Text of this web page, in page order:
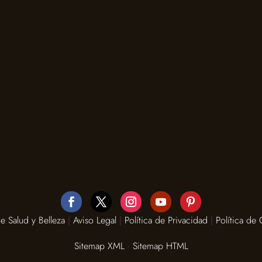
Salud y Belleza | Aviso Legal | Política de Privacidad | Política de
Sitemap XML· Sitemap HTML